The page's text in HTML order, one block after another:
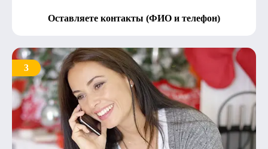
Оставляете контакты (ФИО и телефон)
3